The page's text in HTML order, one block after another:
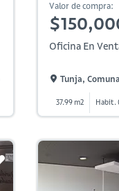
Valor de compra:
Oficina En
Tunja,
37.99 m2 Habit.